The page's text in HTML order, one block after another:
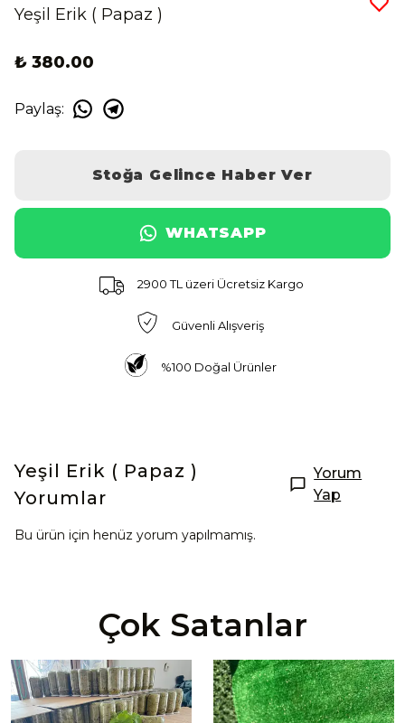
Yeşil Erik ( Papaz )
₺ 380.00
Paylaş:
Stoğa Gelince Haber Ver
WHATSAPP
2900 TL üzeri Ücretsiz Kargo
Güvenli Alışveriş
%100 Doğal Ürünler
Yeşil Erik ( Papaz )
Yorumlar
Yorum
Yap
Bu ürün için henüz yorum yapılmamış.
Çok Satanlar